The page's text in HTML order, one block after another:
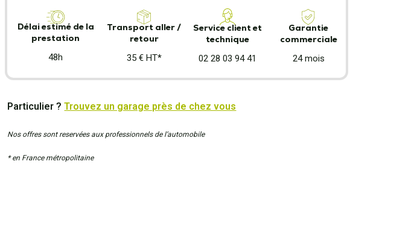
Délai estimé de la
prestation
48h
Transport aller /
retour
35 € HT*
Service client et
technique
02 28 03 94 41
Garantie
commerciale
24 mois
Particulier ?Trouvez un garage près de chez vous
Nos offres sont reservées aux professionnels de l’automobile
* en France métropolitaine